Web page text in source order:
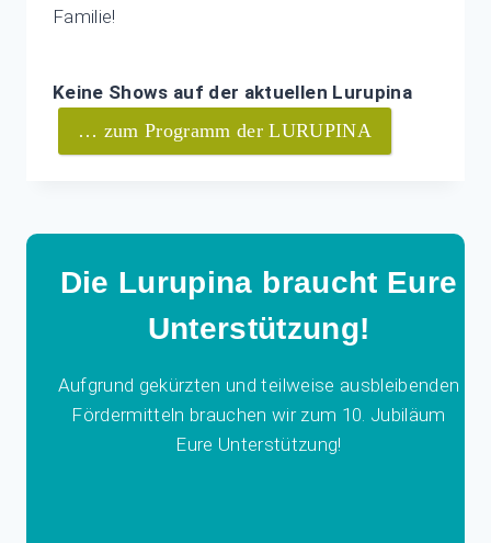
Familie!
Keine Shows auf der aktuellen Lurupina
… zum Programm der LURUPINA
Die Lurupina braucht Eure
Unterstützung!
Aufgrund gekürzten und teilweise ausbleibenden
Fördermitteln brauchen wir zum 10. Jubiläum
Eure Unterstützung!